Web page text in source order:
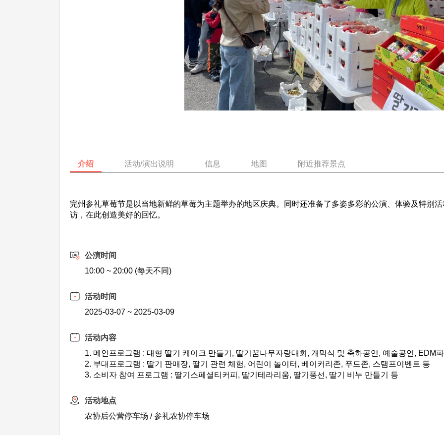
介绍 活动/演出说明 信息 地图 附近推荐景点
完州参礼草莓节是以当地新鲜的草莓为主题举办的地区庆典。同时还准备了多姿多彩的公演、体验及特别
访，在此创造美好的回忆。
公演时间
10:00 ~ 20:00 (每天不同)
活动时间
2025-03-07 ~ 2025-03-09
活动内容
1. 메인프로그램 : 대형 딸기 케이크 만들기, 딸기꿈나무자랑대회, 개막식 및 축하공연, 예술공연, EDM
2. 부대프로그램 : 딸기 판매장, 딸기 관련 체험, 어린이 놀이터, 베이커리존, 푸드존, 스탬프이벤트 등
3. 소비자 참여 프로그램 : 딸기스페셜티커피, 딸기테라리움, 딸기풍선, 딸기 비누 만들기 등
活动地点
农协后公营停车场 / 参礼农协停车场